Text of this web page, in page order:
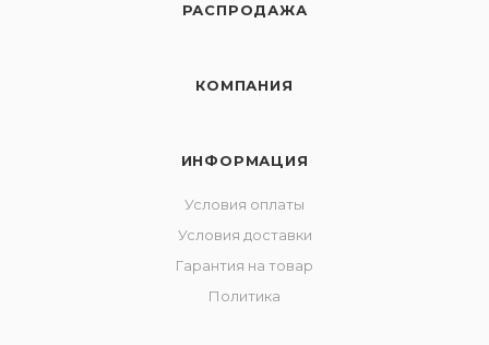
РАСПРОДАЖА
КОМПАНИЯ
ИНФОРМАЦИЯ
Условия оплаты
Условия доставки
Гарантия на товар
Политика